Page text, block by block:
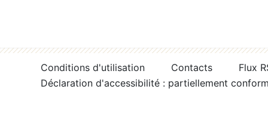
Conditions d'utilisation Contacts
Flux
Déclaration d'accessibilité : partiellement